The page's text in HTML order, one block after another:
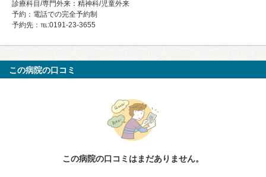
診療科目/専門外来：精神科/児童外来
予約：電話での完全予約制
予約先：℡:0191-23-3655
この病院の口コミ
この病院の口コミはまだありません。